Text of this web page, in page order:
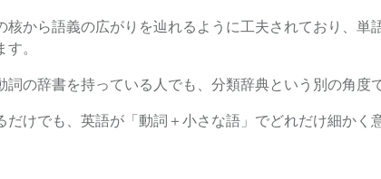
から語義の広がりを辿れるように工夫されており、単
。
の辞書を持っている人でも、分類辞典という別の角度
けでも、英語が「動詞＋小さな語」でどれだけ細かく